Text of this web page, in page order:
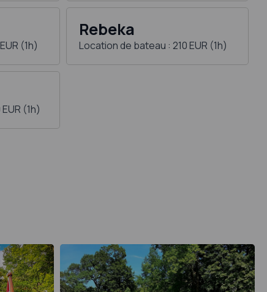
(1h)
Rebeka
Location de bateau : 210 EUR (1h)
(1h)